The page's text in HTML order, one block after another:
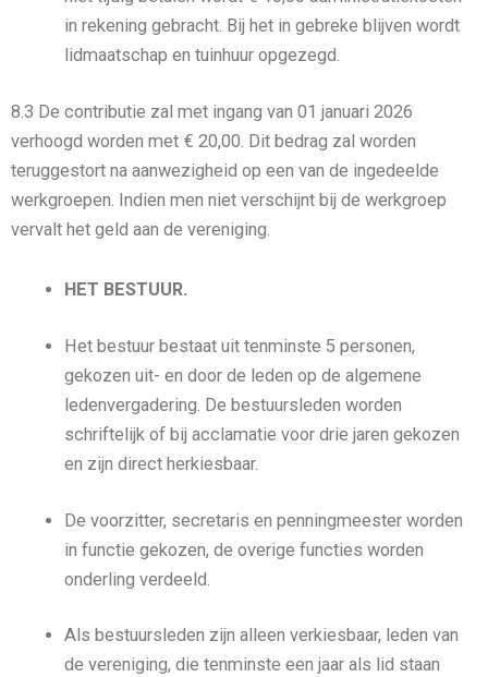
in rekening gebracht. Bij het in gebreke blijven wordt
lidmaatschap en tuinhuur opgezegd.
8.3 De contributie zal met ingang van 01 januari 2026
verhoogd worden met € 20,00. Dit bedrag zal worden
teruggestort na aanwezigheid op een van de ingedeelde
werkgroepen. Indien men niet verschijnt bij de werkgroep
vervalt het geld aan de vereniging.
HET BESTUUR.
Het bestuur bestaat uit tenminste 5 personen,
gekozen uit- en door de leden op de algemene
ledenvergadering. De bestuursleden worden
schriftelijk of bij acclamatie voor drie jaren gekozen
en zijn direct herkiesbaar.
De voorzitter, secretaris en penningmeester worden
in functie gekozen, de overige functies worden
onderling verdeeld.
Als bestuursleden zijn alleen verkiesbaar, leden van
de vereniging, die tenminste een jaar als lid staan